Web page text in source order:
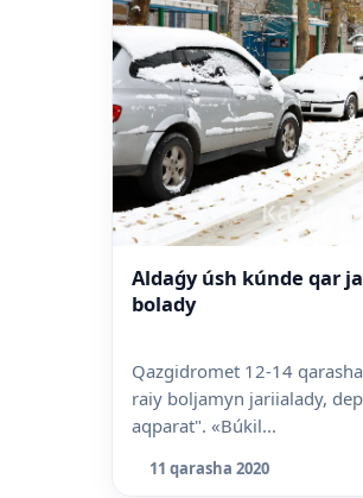
Aldaǵy úsh kúnde qar
bolady
Qazgidromet 12-14
raiy boljamyn jariialady,
aqparat". «Búkil...
11 qarasha 2020